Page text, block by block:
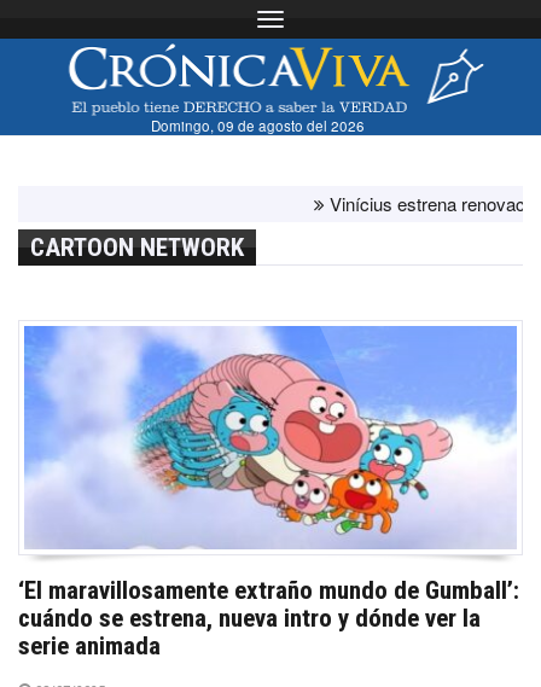
Toggle navigation
Domingo, 09 de agosto del 2026
Vinícius estrena renovación
CARTOON NETWORK
‘El maravillosamente extraño mundo de Gumball’:
cuándo se estrena, nueva intro y dónde ver la
serie animada